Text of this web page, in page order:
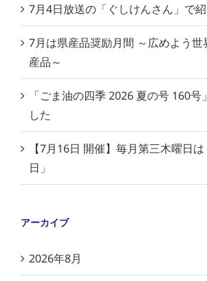
7月4日放送の「ぐしけんさん」で
7月は県産品奨励月間 ～広めよう
産品～
「ごま油の四季 2026 夏の号 160号
した
【7月16日 開催】毎月第三木曜日
日」
アーカイブ
2026年8月